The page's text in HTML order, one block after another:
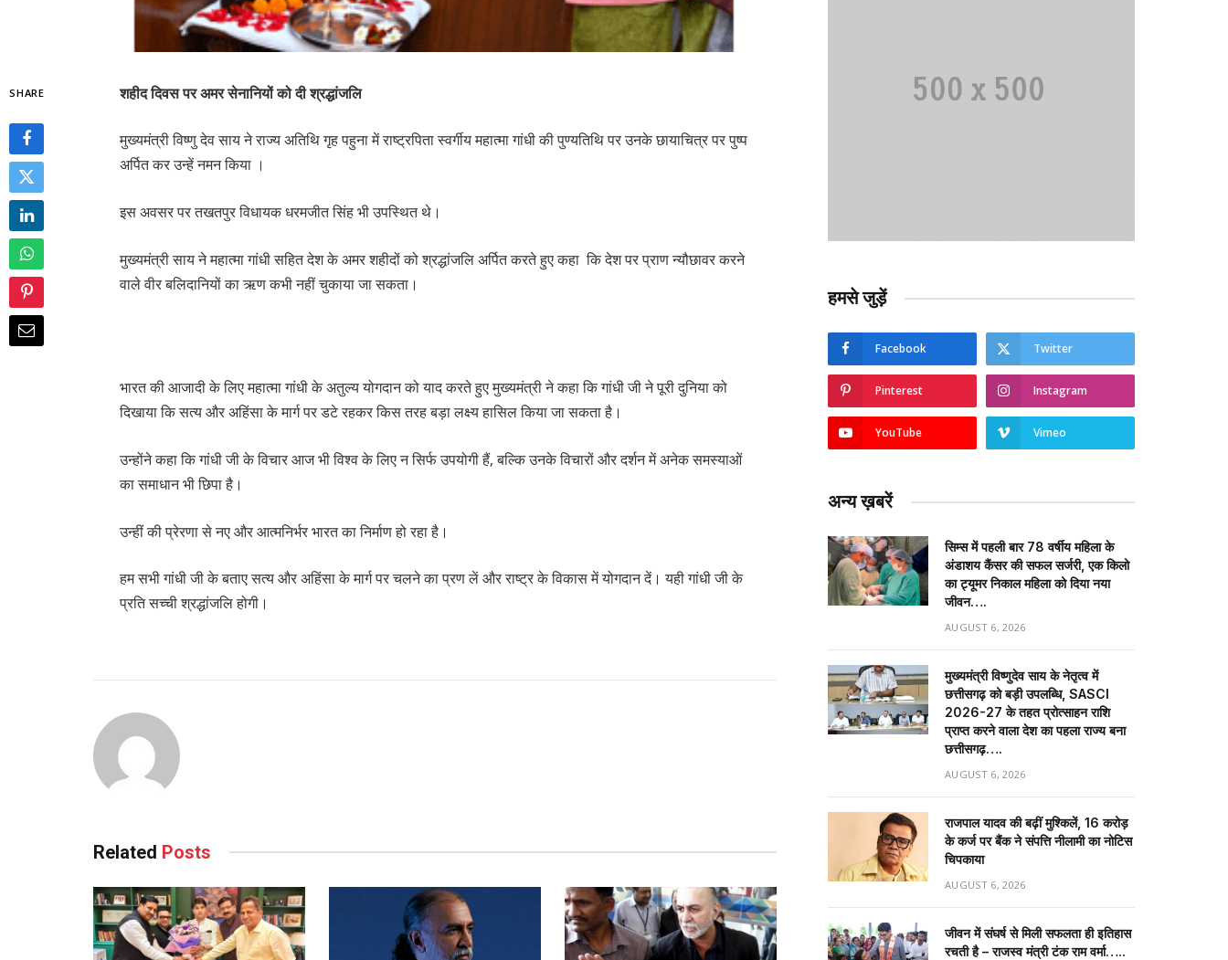
SHARE शहीद दिवस पर अमर सेनानियों को दी श्रद्धांजलि
मुख्यमंत्री विष्णु देव साय ने राज्य अतिथि गृह पहुना में राष्ट्रपिता स्वर्गीय महात्मा गांधी की पुण्यतिथि पर उनके छायाचित्र पर पुष्प
अर्पित कर उन्हें नमन किया ।
इस अवसर पर तखतपुर विधायक धरमजीत सिंह भी उपस्थित थे।
मुख्यमंत्री साय ने महात्मा गांधी सहित देश के अमर शहीदों को श्रद्धांजलि अर्पित करते हुए कहा कि देश पर प्राण न्यौछावर करने
वाले वीर बलिदानियों का ऋण कभी नहीं चुकाया जा सकता।
भारत की आजादी के लिए महात्मा गांधी के अतुल्य योगदान को याद करते हुए मुख्यमंत्री ने कहा कि गांधी जी ने पूरी दुनिया को
दिखाया कि सत्य और अहिंसा के मार्ग पर डटे रहकर किस तरह बड़ा लक्ष्य हासिल किया जा सकता है।
उन्होंने कहा कि गांधी जी के विचार आज भी विश्व के लिए न सिर्फ उपयोगी हैं, बल्कि उनके विचारों और दर्शन में अनेक समस्याओं
का समाधान भी छिपा है।
उन्हीं की प्रेरणा से नए और आत्मनिर्भर भारत का निर्माण हो रहा है।
हम सभी गांधी जी के बताए सत्य और अहिंसा के मार्ग पर चलने का प्रण लें और राष्ट्र के विकास में योगदान दें। यही गांधी जी के
प्रति सच्ची श्रद्धांजलि होगी।
Related Posts
हमसे जुड़ें
Facebook Twitter
Pinterest Instagram
YouTube Vimeo
अन्य ख़बरें
सिम्स में पहली बार 78 वर्षीय महिला के
अंडाशय कैंसर की सफल सर्जरी, एक किलो
का ट्यूमर निकाल महिला को दिया नया
जीवन….
AUGUST 6, 2026
मुख्यमंत्री विष्णुदेव साय के नेतृत्व में
छत्तीसगढ़ को बड़ी उपलब्धि, SASCI
2026-27 के तहत प्रोत्साहन राशि
प्राप्त करने वाला देश का पहला राज्य बना
छत्तीसगढ़….
AUGUST 6, 2026
राजपाल यादव की बढ़ीं मुश्किलें, ₹16 करोड़
के कर्ज पर बैंक ने संपत्ति नीलामी का नोटिस
चिपकाया
AUGUST 6, 2026
जीवन में संघर्ष से मिली सफलता ही इतिहास
रचती है – राजस्व मंत्री टंक राम वर्मा…..